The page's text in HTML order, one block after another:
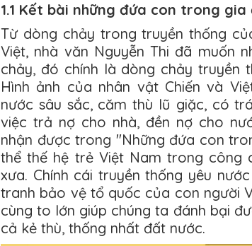
1.1 Kết bài những đứa con trong gia
Từ dòng chảy trong truyền thống
Việt, nhà văn Nguyễn Thi đã muốn
chảy, đó chính là dòng chảy truyền
Hình ảnh của nhân vật Chiến và
nước sâu sắc, căm thù lũ giặc, có
việc trả nợ cho nhà, đền nợ cho
nhận được trong "Những đứa con
thể thế hệ trẻ Việt Nam trong công
xưa. Chính cái truyền thống yêu
tranh bảo vệ tổ quốc của con người
cùng to lớn giúp chúng ta đánh bại
cả kẻ thù, thống nhất đất nước.